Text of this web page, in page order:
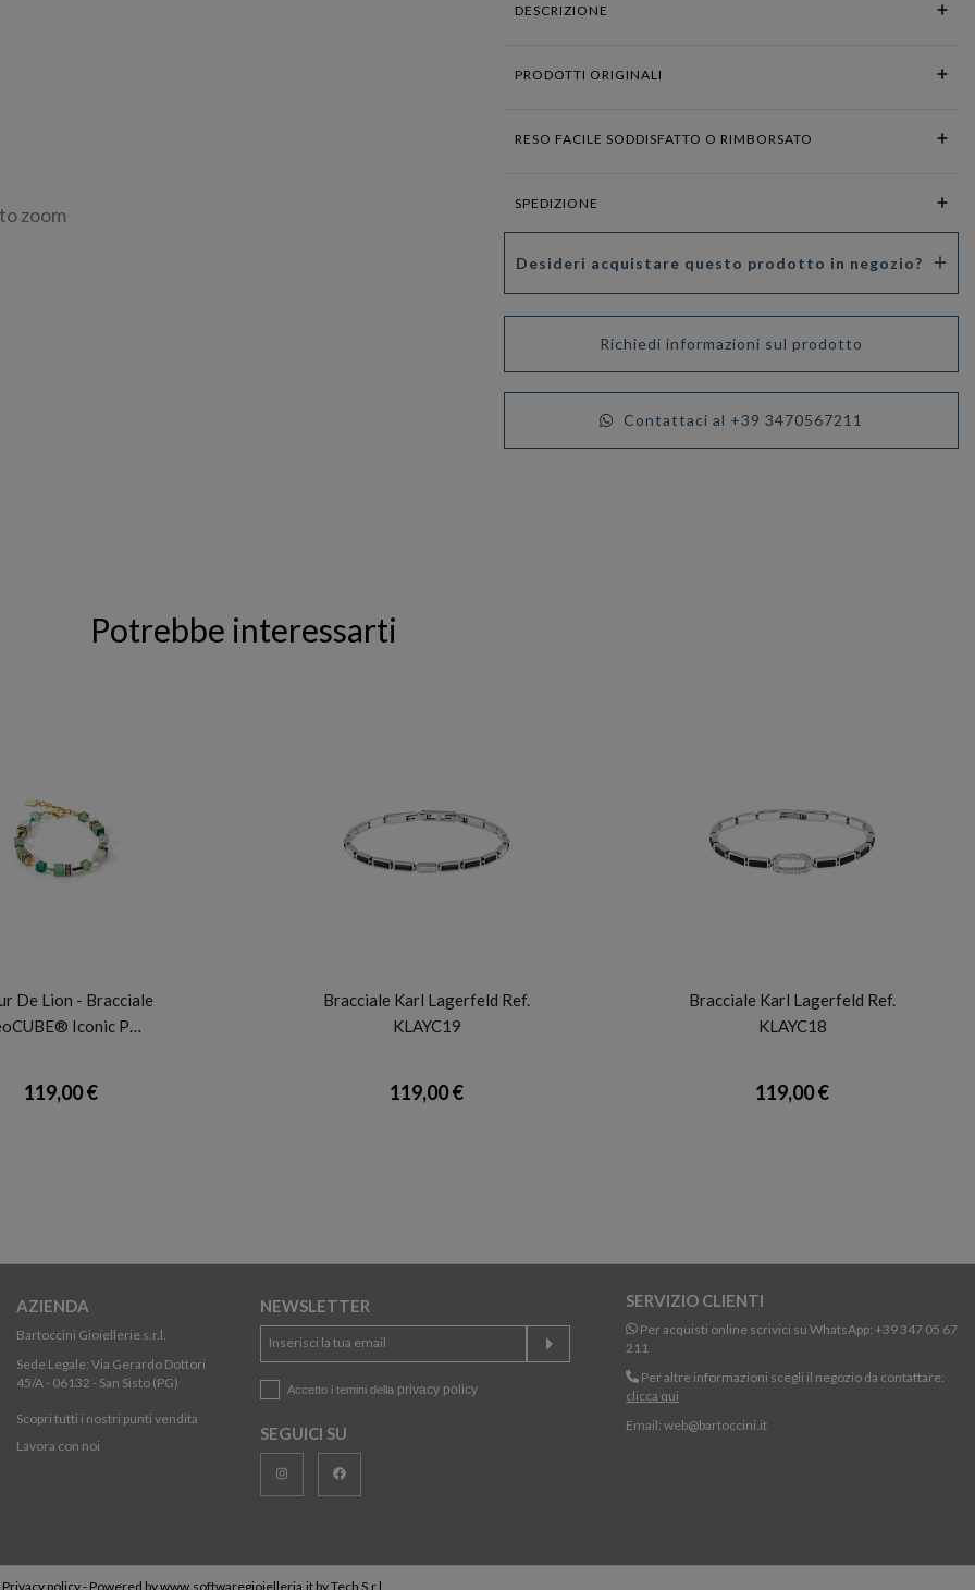
zoom
DESCRIZIONE
PRODOTTI ORIGINALI
RESO FACILE SODDISFATTO O RIMBORSATO
SPEDIZIONE
Desideri acquistare questo prodotto in negozio?
Richiedi informazioni sul prodotto
Contattaci al +39 3470567211
Potrebbe interessarti
De Lion - Bracciale
Iconic P…
119,00 €
Bracciale Karl Lagerfeld Ref.
KLAYC19
119,00 €
Bracciale Karl Lagerfeld Ref.
KLAYC18
119,00 €
AZIENDA
Bartoccini Gioiellerie s.r.l.
Sede Legale: Via Gerardo Dottori
45/A - 06132 - San Sisto (PG)
Scopri tutti i nostri punti vendita
Lavora con noi
NEWSLETTER
Accetto i temini della privacy policy
SEGUICI SU
SERVIZIO CLIENTI
Per acquisti online scrivici su WhatsApp: +39 347 05 67
211
Per altre informazioni scegli il negozio da contattare:
clicca qui
Email: web@bartoccini.it
Privacy policy- Powered bywww.softwaregioielleria.it byTech S.r.l.